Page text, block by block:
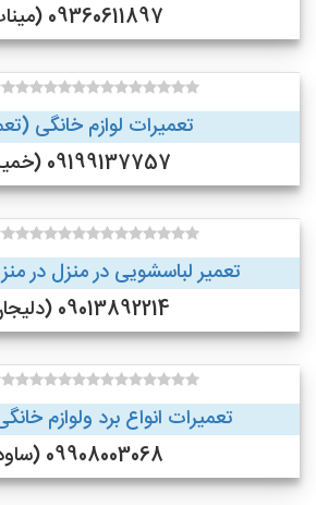
09360611897 (میناب)
تعمیرات لوازم خانگی
09199137757 (خمین )
تعمیر لباسشویی در منزل در
09013892214 (دلیجان )
تعمیرات انواع برد ولوازم
09908003068 (ساوه )